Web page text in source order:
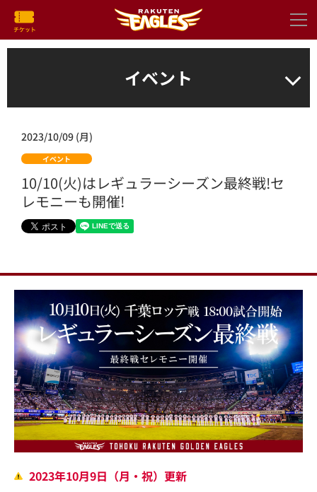
イベント
2023/10/09 (月)
イベント
10/10(火)はレギュラーシーズン最終戦!セ
レモニーも開催!
2023年10月9日（月・祝）更新